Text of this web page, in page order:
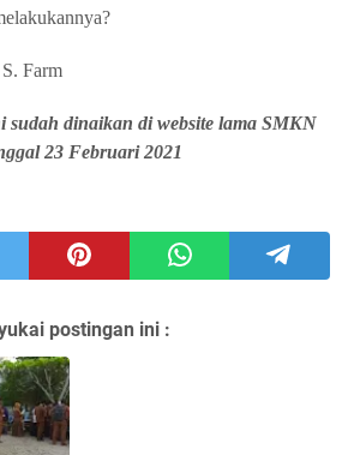
Farm
sudah dinaikan di website lama SMKN
23 Februari 2021
postingan ini :